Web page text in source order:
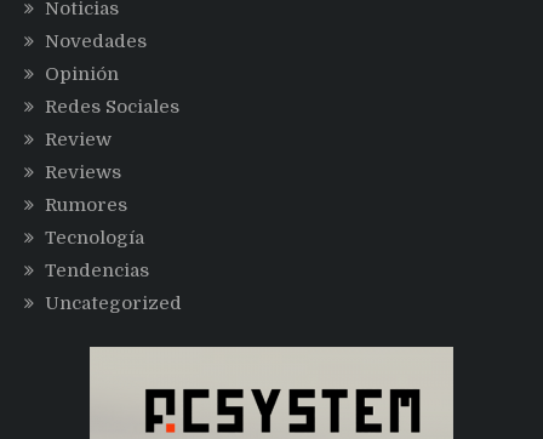
Noticias
Novedades
Opinión
Redes Sociales
Review
Reviews
Rumores
Tecnología
Tendencias
Uncategorized